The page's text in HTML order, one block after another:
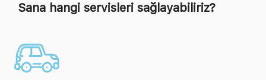
Sana hangi servisleri sağlayabiliriz?